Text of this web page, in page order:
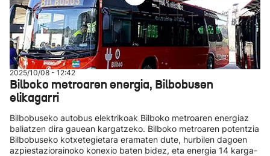
2025/10/08 - 12:42
Bilboko metroaren energia, Bilbobusen
elikagarri
Bilbobuseko autobus elektrikoak Bilboko metroaren energiaz
baliatzen dira gauean kargatzeko. Bilboko metroaren potentzia
Bilbobuseko kotxetegietara eramaten dute, hurbilen dagoen
azpiestaziorainoko konexio baten bidez, eta energia 14 karga-